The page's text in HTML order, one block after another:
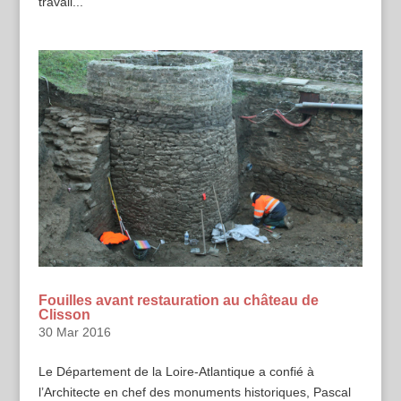
Fouilles avant restauration au château de
Clisson
30 Mar 2016
Le Département de la Loire-Atlantique a confié à
l’Architecte en chef des monuments historiques, Pascal